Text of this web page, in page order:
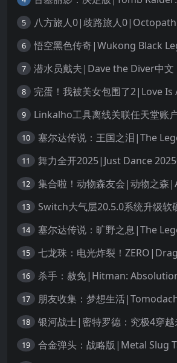
5 八方旅人0|歧路旅人
6 悟空黑色传奇|Wukong Black
7 潜水员戴夫|Dave the Diver中文
8 完蛋！我被美女包围了2|Love
9 Linkalho工具离线关联任天堂账
10
11 舞力全开2025|Just Dance
12
13 Switch大气层20.5.0系统升级软
14
15
16 杀手：赦免|Hitman:
17
18
19 合金弹头：战略版|Metal Slug